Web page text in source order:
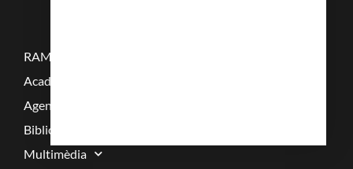
RAMC
Acadèmics
Agenda
Biblioteca
Multimèdia